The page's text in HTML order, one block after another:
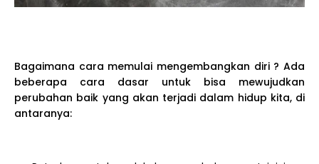
Bagaimana cara memulai mengembangkan diri ? Ada
beberapa cara dasar untuk bisa mewujudkan
perubahan baik yang akan terjadi dalam hidup kita, di
antaranya: